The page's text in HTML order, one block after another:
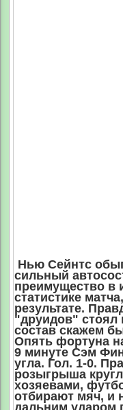
Нью Сейнтс
сильный
преимущество в
статистике
результате.
"друидов" стоял
состав скажем
Опять фортуна
9 минуте Сэм
угла. Гол. 1-0.
розыгрыша
хозяевами,
отбирают мяч, и
дальним ударом